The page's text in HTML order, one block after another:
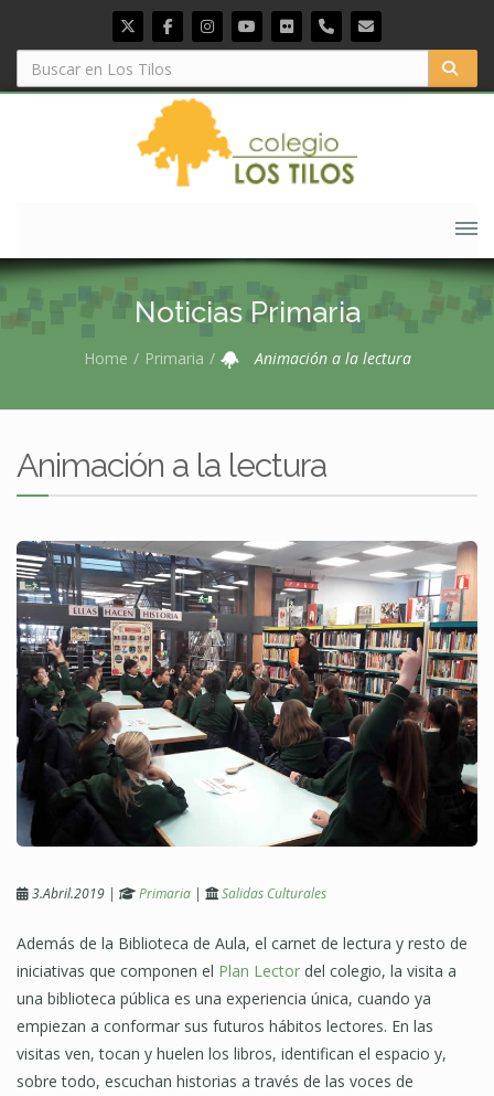
Noticias Primaria
Home Primaria Animación a la lectura
Animación a la lectura
3.Abril.2019 | Primaria | Salidas Culturales
Además de la Biblioteca de Aula, el carnet de lectura y resto de
iniciativas que componen el Plan Lector del colegio, la visita a
una biblioteca pública es una experiencia única, cuando ya
empiezan a conformar sus futuros hábitos lectores. En las
visitas ven, tocan y huelen los libros, identifican el espacio y,
sobre todo, escuchan historias a través de las voces de